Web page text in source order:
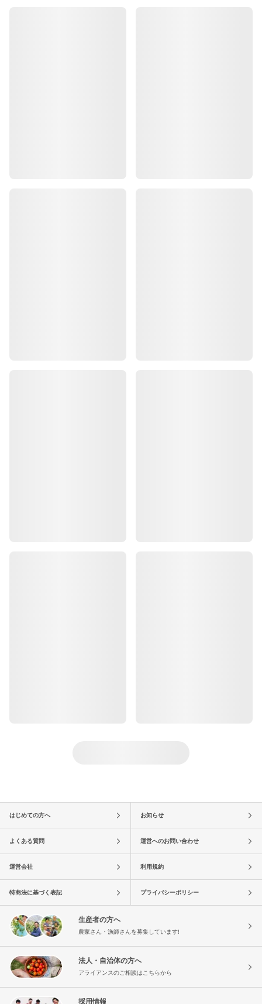
はじめての方へ お知らせ
よくある質問 運営へのお問い合わせ
運営会社 利用規約
特商法に基づく表記 プライバシーポリシー
生産者の方へ
農家さん・漁師さんを募集しています!
法人・自治体の方へ
アライアンスのご相談はこちらから
採用情報